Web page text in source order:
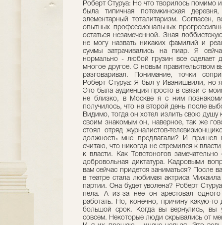
Роберт Стуруа: Но что творилось помимо
была типичная потемкинская
элементарный тоталитаризм.
опытных профессиональных
остаться незамеченной. Зная
не могу назвать никаких фамилий и
суммы затрачивались на пиар. Я
нормально - любой грузин все сделает
многое другое. С новым правительством
разговаривал. Понимание, точки
Роберт Стуруа: Я был у Иванишвили, но
Это была аудиенция просто в связи с
не близко, в Москве я с ним
получилось, что на второй день после
Видимо, тогда он хотел излить свою
своим знакомым он, наверное, так же
стоял отряд журналистов-
должность мне предлагали? И
считаю, что никогда не стремился к
к власти. Как Товстоногов
добровольная диктатура. Кадровыми
вам сейчас придется заниматься? После
в театре стала любимая актриса
партии. Она будет уволена? Роберт
пела. А из-за нее он арестовал
работать. Но, конечно, причину какую-
большой срок. Когда вы вернулись, вы
совсем. Некоторые люди скрывались от